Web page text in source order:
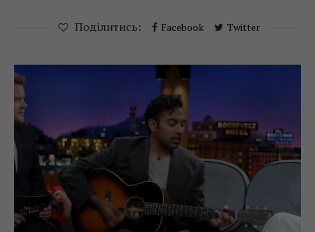
Поділитись: Facebook Twitter